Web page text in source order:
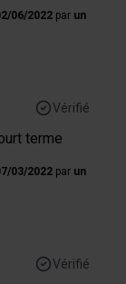
06/2022 par un
Vérifié
terme
03/2022 par un
Vérifié